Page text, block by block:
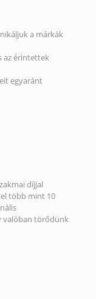
a márkák
az érintettek
egyaránt
díjjal
több mint 10
valóban törődünk